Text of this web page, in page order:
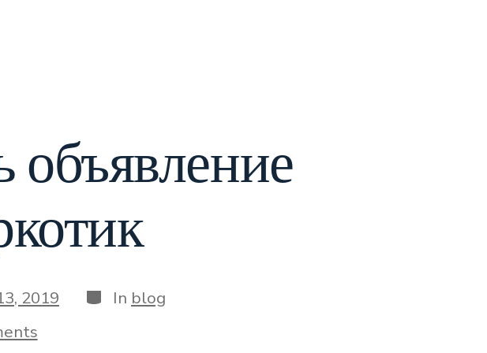
объявление
2019 Categories
In blog
on
Отредактировать